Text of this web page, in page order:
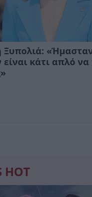
είναι κάτι απλό να
HOT